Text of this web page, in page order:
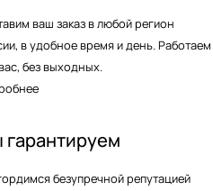
ваш заказ в любой регион
в удобное время и день. Работаем
без выходных.
безупречной репутацией